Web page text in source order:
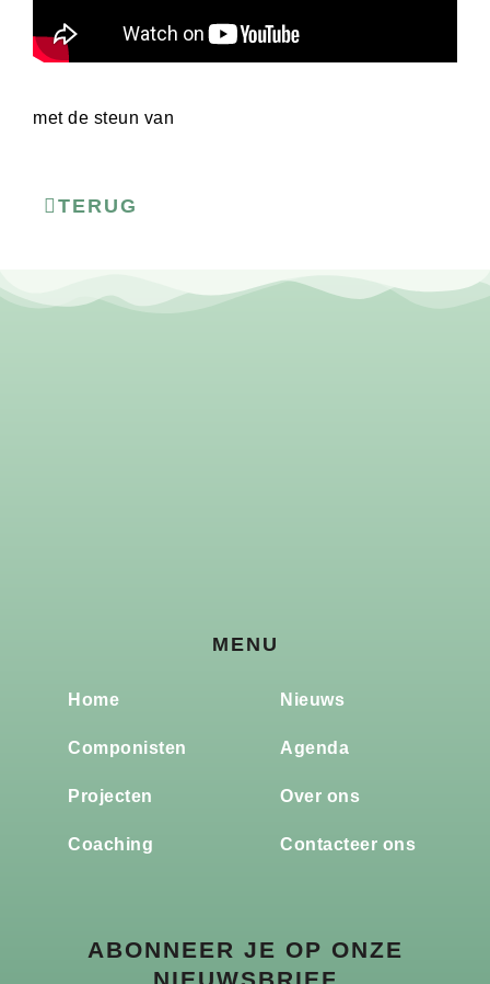
met de steun van
TERUG
MENU
Home
Componisten
Projecten
Coaching
Nieuws
Agenda
Over ons
Contacteer ons
ABONNEER JE OP ONZE